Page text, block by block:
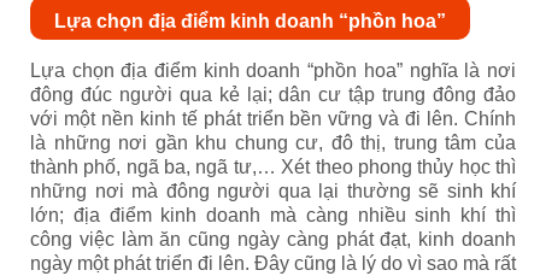
Lựa chọn địa điểm kinh doanh “phồn hoa”
Lựa chọn địa điểm kinh doanh “phồn hoa” nghĩa là nơi
đông đúc người qua kẻ lại; dân cư tập trung đông đảo
với một nền kinh tế phát triển bền vững và đi lên. Chính
là những nơi gần khu chung cư, đô thị, trung tâm của
thành phố, ngã ba, ngã tư,… Xét theo phong thủy học thì
những nơi mà đông người qua lại thường sẽ sinh khí
lớn; địa điểm kinh doanh mà càng nhiều sinh khí thì
công việc làm ăn cũng ngày càng phát đạt, kinh doanh
ngày một phát triển đi lên. Đây cũng là lý do vì sao mà rất